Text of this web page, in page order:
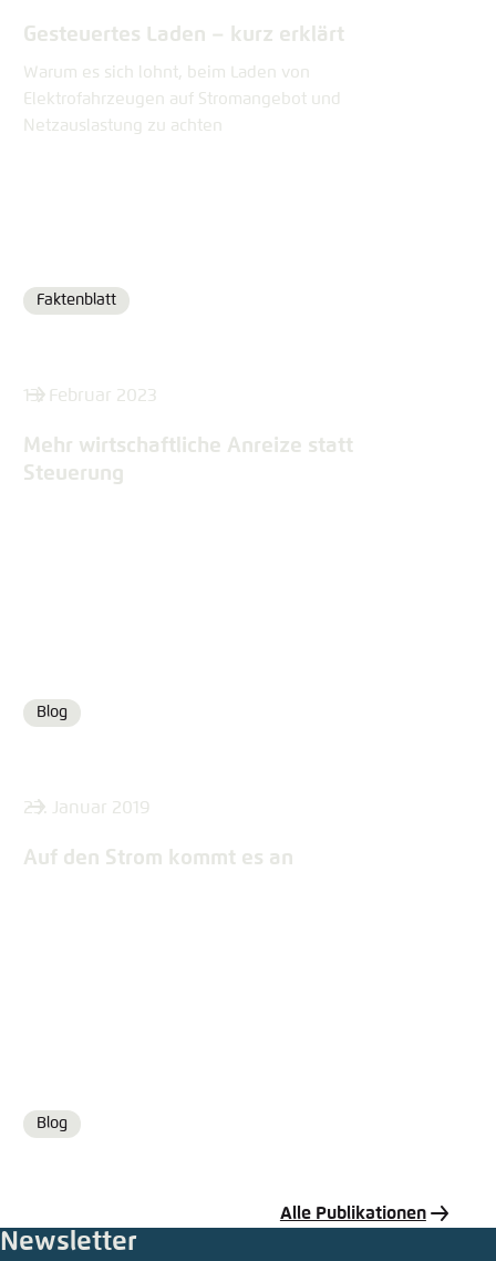
Gesteuertes Laden – kurz erklärt
Warum es sich lohnt, beim Laden von
Elektrofahrzeugen auf Stromangebot und
Netzauslastung zu achten
Format
Faktenblatt
13. Februar 2023
Mehr wirtschaftliche Anreize statt
Steuerung
Format
Blog
23. Januar 2019
Auf den Strom kommt es an
Format
Blog
Alle Publikationen
Newsletter